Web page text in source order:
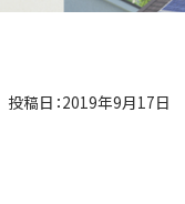
投稿日：2019年9月17日